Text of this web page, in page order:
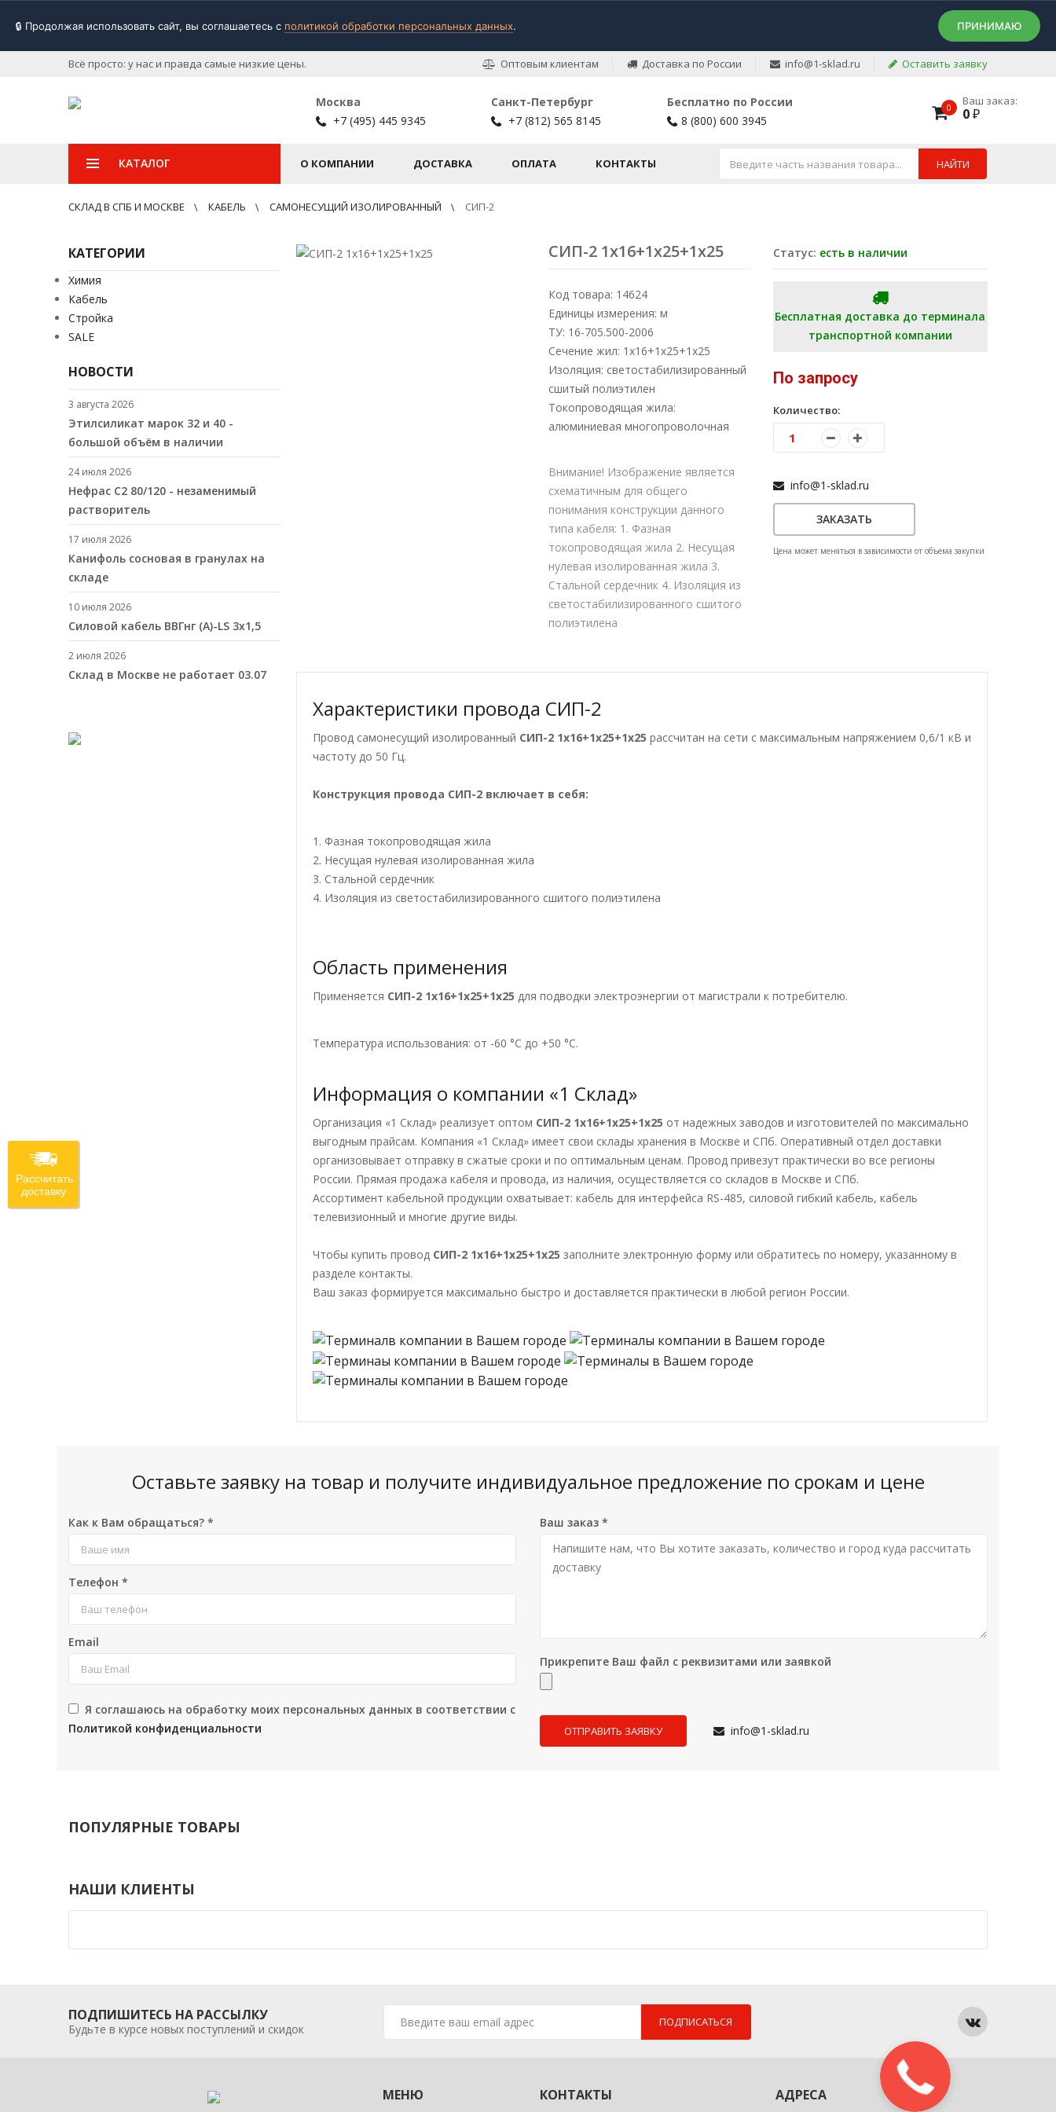
🔒 Продолжая использовать сайт, вы соглашаетесь с политикой обработки персональных данных. ПРИНИМАЮ
Всё просто: у нас и правда самые низкие цены. Оптовым клиентам Доставка по России info@1-sklad.ru Оставить заявку
Москва
+7 (495) 445 9345
Санкт-Петербург
+7 (812) 565 8145
Бесплатно по России
8 (800) 600 3945
0 Ваш заказ:
0₽
КАТАЛОГ О КОМПАНИИ ДОСТАВКА ОПЛАТА КОНТАКТЫ НАЙТИ
СКЛАД В СПБ И МОСКВЕ КАБЕЛЬ САМОНЕСУЩИЙ ИЗОЛИРОВАННЫЙ СИП-2
СИП-2 1х16+1х25+1х25
Код товара: 14624
Единицы измерения: м
ТУ: 16-705.500-2006
Сечение жил: 1х16+1х25+1х25
Изоляция: светостабилизированный
сшитый полиэтилен
Токопроводящая жила:
алюминиевая многопроволочная
Внимание! Изображение является
схематичным для общего
понимания конструкции данного
типа кабеля: 1. Фазная
токопроводящая жила 2. Несущая
нулевая изолированная жила 3.
Стальной сердечник 4. Изоляция из
светостабилизированного сшитого
полиэтилена
Статус: есть в наличии
Бесплатная доставка до терминала
транспортной компании
По запросу
Количество:
info@1-sklad.ru
ЗАКАЗАТЬ
Цена может меняться в зависимости от объема закупки
Характеристики провода СИП-2
Провод самонесущий изолированный СИП-2 1х16+1х25+1х25 рассчитан на сети с максимальным напряжением 0,6/1 кВ и
частоту до 50 Гц.
Конструкция провода СИП-2 включает в себя:
1. Фазная токопроводящая жила
2. Несущая нулевая изолированная жила
3. Стальной сердечник
4. Изоляция из светостабилизированного сшитого полиэтилена
Область применения
Применяется СИП-2 1х16+1х25+1х25 для подводки электроэнергии от магистрали к потребителю.
Температура использования: от -60 °С до +50 °С.
Информация о компании «1 Склад»
Организация «1 Склад» реализует оптом СИП-2 1х16+1х25+1х25 от надежных заводов и изготовителей по максимально
выгодным прайсам. Компания «1 Склад» имеет свои склады хранения в Москве и СПб. Оперативный отдел доставки
организовывает отправку в сжатые сроки и по оптимальным ценам. Провод привезут практически во все регионы
России. Прямая продажа кабеля и провода, из наличия, осуществляется со складов в Москве и СПб.
Ассортимент кабельной продукции охватывает: кабель для интерфейса RS-485, силовой гибкий кабель, кабель
телевизионный и многие другие виды.
Чтобы купить провод СИП-2 1х16+1х25+1х25 заполните электронную форму или обратитесь по номеру, указанному в
разделе контакты.
Ваш заказ формируется максимально быстро и доставляется практически в любой регион России.
КАТЕГОРИИ
Химия
Кабель
Стройка
SALE
НОВОСТИ
3 августа 2026
Этилсиликат марок 32 и 40 -
большой объём в наличии
24 июля 2026
Нефрас С2 80/120 - незаменимый
растворитель
17 июля 2026
Канифоль сосновая в гранулах на
складе
10 июля 2026
Cиловой кабель ВВГнг (A)-LS 3х1,5
2 июля 2026
Склад в Москве не работает 03.07
Оставьте заявку на товар и получите индивидуальное предложение по срокам и цене
Как к Вам обращаться? *
Телефон *
Email
Я соглашаюсь на обработку моих персональных данных в соответствии с
Политикой конфиденциальности
Ваш заказ *
Прикрепите Ваш файл с реквизитами или заявкой
info@1-sklad.ru
ПОПУЛЯРНЫЕ ТОВАРЫ
НАШИ КЛИЕНТЫ
ПОДПИШИТЕСЬ НА РАССЫЛКУ
Будьте в курсе новых поступлений и скидок ПОДПИСАТЬСЯ
МЕНЮ КОНТАКТЫ АДРЕСА
Рассчитать
доставку